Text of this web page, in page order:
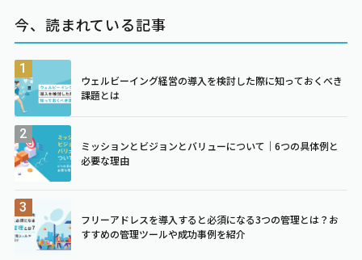
今、読まれている記事
ウェルビーイング経営の導入を検討した際に知っておくべき
課題とは
ミッションとビジョンとバリューについて｜6つの具体例と
必要な理由
フリーアドレスを導入すると必須になる3つの管理とは？お
すすめの管理ツールや成功事例を紹介